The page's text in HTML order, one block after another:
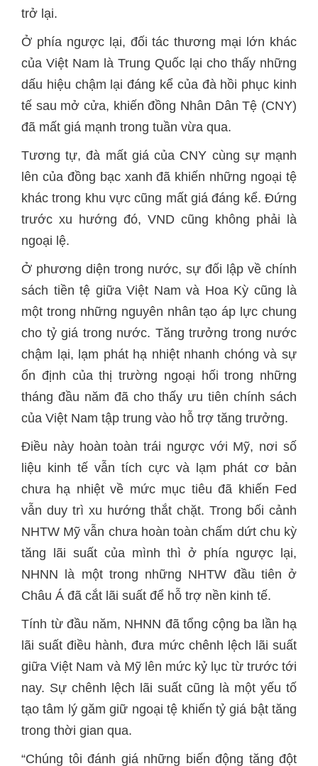
trở lại.
Ở phía ngược lại, đối tác thương mại lớn khác
của Việt Nam là Trung Quốc lại cho thấy những
dấu hiệu chậm lại đáng kể của đà hồi phục kinh
tế sau mở cửa, khiến đồng Nhân Dân Tệ (CNY)
đã mất giá mạnh trong tuần vừa qua.
Tương tự, đà mất giá của CNY cùng sự mạnh
lên của đồng bạc xanh đã khiến những ngoại tệ
khác trong khu vực cũng mất giá đáng kể. Đứng
trước xu hướng đó, VND cũng không phải là
ngoại lệ.
Ở phương diện trong nước, sự đối lập về chính
sách tiền tệ giữa Việt Nam và Hoa Kỳ cũng là
một trong những nguyên nhân tạo áp lực chung
cho tỷ giá trong nước. Tăng trưởng trong nước
chậm lại, lạm phát hạ nhiệt nhanh chóng và sự
ổn định của thị trường ngoại hối trong những
tháng đầu năm đã cho thấy ưu tiên chính sách
của Việt Nam tập trung vào hỗ trợ tăng trưởng.
Điều này hoàn toàn trái ngược với Mỹ, nơi số
liệu kinh tế vẫn tích cực và lạm phát cơ bản
chưa hạ nhiệt về mức mục tiêu đã khiến Fed
vẫn duy trì xu hướng thắt chặt. Trong bối cảnh
NHTW Mỹ vẫn chưa hoàn toàn chấm dứt chu kỳ
tăng lãi suất của mình thì ở phía ngược lại,
NHNN là một trong những NHTW đầu tiên ở
Châu Á đã cắt lãi suất để hỗ trợ nền kinh tế.
Tính từ đầu năm, NHNN đã tổng cộng ba lần hạ
lãi suất điều hành, đưa mức chênh lệch lãi suất
giữa Việt Nam và Mỹ lên mức kỷ lục từ trước tới
nay. Sự chênh lệch lãi suất cũng là một yếu tố
tạo tâm lý găm giữ ngoại tệ khiến tỷ giá bật tăng
trong thời gian qua.
“Chúng tôi đánh giá những biến động tăng đột